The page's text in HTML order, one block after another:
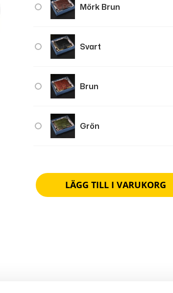
Mörk Brun
Svart
Brun
Grön
LÄGG TILL I VARUKORG